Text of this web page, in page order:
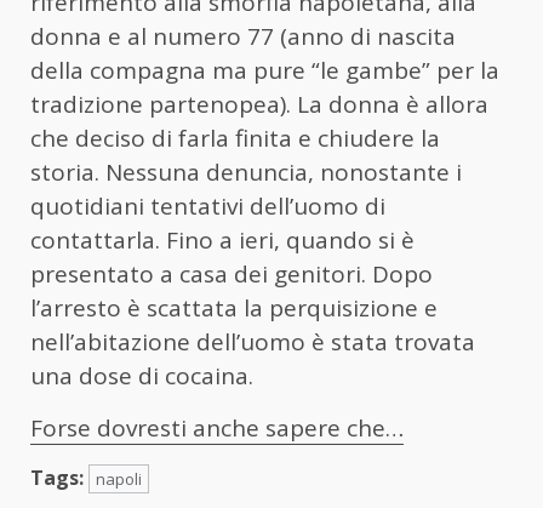
donna e al numero 77 (anno di nascita
della compagna ma pure “le gambe” per la
tradizione partenopea). La donna è allora
che deciso di farla finita e chiudere la
storia. Nessuna denuncia, nonostante i
quotidiani tentativi dell’uomo di
contattarla. Fino a ieri, quando si è
presentato a casa dei genitori. Dopo
l’arresto è scattata la perquisizione e
nell’abitazione dell’uomo è stata trovata
una dose di cocaina.
Forse dovresti anche sapere che…
Tags: napoli